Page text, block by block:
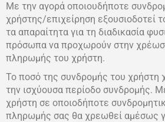
Με την αγορά οποιουδήποτε
χρήστης/επιχείρηση εξουσιοδοτεί
τα απαραίτητα για τη διαδικασία
πρόσωπα να προχωρούν στην
πληρωμής του χρήστη.
Το ποσό της συνδρομής του χρήστη
την ισχύουσα περίοδο συνδρομής.
χρήστη σε οποιοδήποτε
πληρωμής σας θα χρεωθεί αμέσως